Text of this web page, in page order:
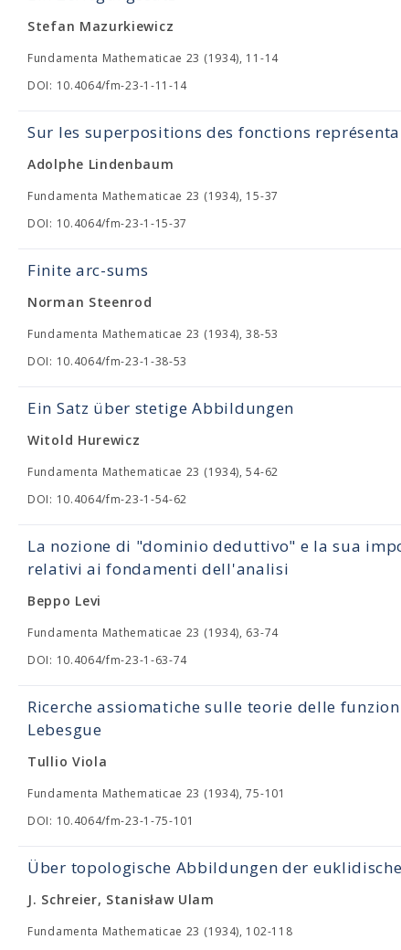
Stefan Mazurkiewicz
Fundamenta Mathematicae 23 (1934), 11-14
DOI: 10.4064/fm-23-1-11-14
Sur les superpositions des fonctions
Adolphe Lindenbaum
Fundamenta Mathematicae 23 (1934), 15-37
DOI: 10.4064/fm-23-1-15-37
Finite arc-sums
Norman Steenrod
Fundamenta Mathematicae 23 (1934), 38-53
DOI: 10.4064/fm-23-1-38-53
Ein Satz über stetige Abbildungen
Witold Hurewicz
Fundamenta Mathematicae 23 (1934), 54-62
DOI: 10.4064/fm-23-1-54-62
La nozione di "dominio deduttivo" e la sua
relativi ai fondamenti dell'analisi
Beppo Levi
Fundamenta Mathematicae 23 (1934), 63-74
DOI: 10.4064/fm-23-1-63-74
Ricerche assiomatiche sulle teorie delle
Lebesgue
Tullio Viola
Fundamenta Mathematicae 23 (1934), 75-101
DOI: 10.4064/fm-23-1-75-101
Über topologische Abbildungen der
J. Schreier, Stanisław Ulam
Fundamenta Mathematicae 23 (1934), 102-118